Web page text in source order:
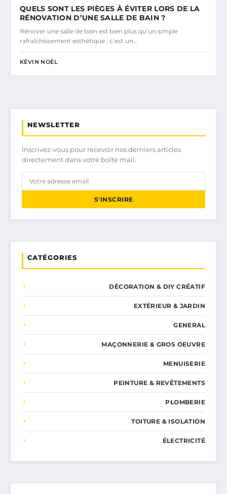
QUELS SONT LES PIÈGES À ÉVITER LORS DE LA
RÉNOVATION D’UNE SALLE DE BAIN ?
Rénover une salle de bain est bien plus qu’un simple
rafraîchissement esthétique : c’est un…
KÉVIN NOËL
NEWSLETTER
Inscrivez-vous pour recevoir nos derniers articles
directement dans votre boîte mail.
S'INSCRIRE
CATÉGORIES
DÉCORATION & DIY CRÉATIF
EXTÉRIEUR & JARDIN
GENERAL
MAÇONNERIE & GROS OEUVRE
MENUISERIE
PEINTURE & REVÊTEMENTS
PLOMBERIE
TOITURE & ISOLATION
ÉLECTRICITÉ